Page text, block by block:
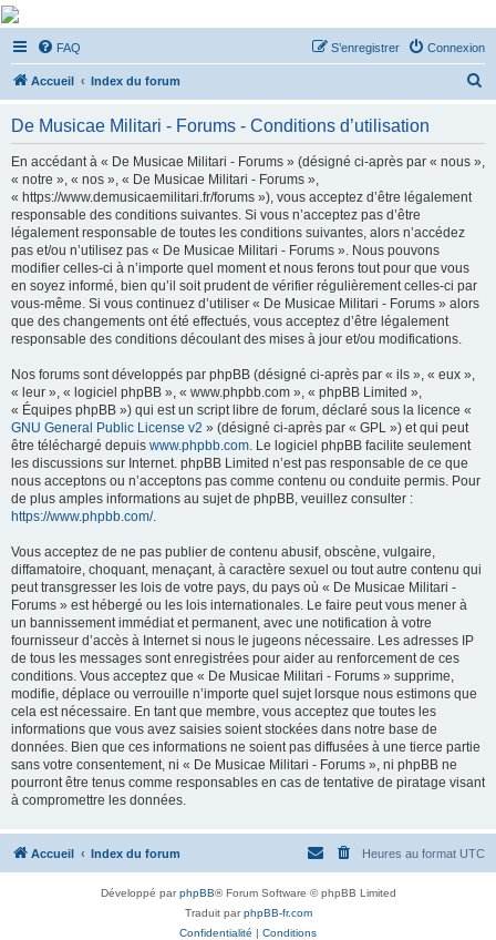
De Musicae Militari -
Forums
Forums de discussions
FAQ Connexion
S’enregistrer
Accueil Index du forum
De Musicae Militari - Forums - Conditions d’utilisation
En accédant à « De Musicae Militari - Forums » (désigné ci-après par « nous »,
« notre », « nos », « De Musicae Militari - Forums »,
« https://www.demusicaemilitari.fr/forums »), vous acceptez d’être légalement
responsable des conditions suivantes. Si vous n’acceptez pas d’être
légalement responsable de toutes les conditions suivantes, alors n’accédez
pas et/ou n’utilisez pas « De Musicae Militari - Forums ». Nous pouvons
modifier celles-ci à n’importe quel moment et nous ferons tout pour que vous
en soyez informé, bien qu’il soit prudent de vérifier régulièrement celles-ci par
vous-même. Si vous continuez d’utiliser « De Musicae Militari - Forums » alors
que des changements ont été effectués, vous acceptez d’être légalement
responsable des conditions découlant des mises à jour et/ou modifications.
Nos forums sont développés par phpBB (désigné ci-après par « ils », « eux »,
« leur », « logiciel phpBB », « www.phpbb.com », « phpBB Limited »,
« Équipes phpBB ») qui est un script libre de forum, déclaré sous la licence «
GNU General Public License v2 » (désigné ci-après par « GPL ») et qui peut
être téléchargé depuis www.phpbb.com. Le logiciel phpBB facilite seulement
les discussions sur Internet. phpBB Limited n’est pas responsable de ce que
nous acceptons ou n’acceptons pas comme contenu ou conduite permis. Pour
de plus amples informations au sujet de phpBB, veuillez consulter :
https://www.phpbb.com/.
Vous acceptez de ne pas publier de contenu abusif, obscène, vulgaire,
diffamatoire, choquant, menaçant, à caractère sexuel ou tout autre contenu qui
peut transgresser les lois de votre pays, du pays où « De Musicae Militari -
Forums » est hébergé ou les lois internationales. Le faire peut vous mener à
un bannissement immédiat et permanent, avec une notification à votre
fournisseur d’accès à Internet si nous le jugeons nécessaire. Les adresses IP
de tous les messages sont enregistrées pour aider au renforcement de ces
conditions. Vous acceptez que « De Musicae Militari - Forums » supprime,
modifie, déplace ou verrouille n’importe quel sujet lorsque nous estimons que
cela est nécessaire. En tant que membre, vous acceptez que toutes les
informations que vous avez saisies soient stockées dans notre base de
données. Bien que ces informations ne soient pas diffusées à une tierce partie
sans votre consentement, ni « De Musicae Militari - Forums », ni phpBB ne
pourront être tenus comme responsables en cas de tentative de piratage visant
à compromettre les données.
Accueil Index du forum Heures au format UTC
Développé parphpBB® Forum Software © phpBB Limited
Traduit parphpBB-fr.com
Confidentialité | Conditions